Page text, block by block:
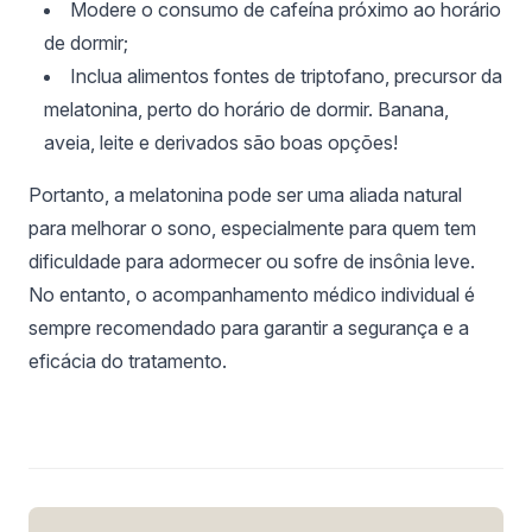
Modere o consumo de cafeína próximo ao horário
de dormir;
Inclua alimentos fontes de triptofano, precursor da
melatonina, perto do horário de dormir. Banana,
aveia, leite e derivados são boas opções!
Portanto, a melatonina pode ser uma aliada natural
para melhorar o sono, especialmente para quem tem
dificuldade para adormecer ou sofre de insônia leve.
No entanto, o acompanhamento médico individual é
sempre recomendado para garantir a segurança e a
eficácia do tratamento.